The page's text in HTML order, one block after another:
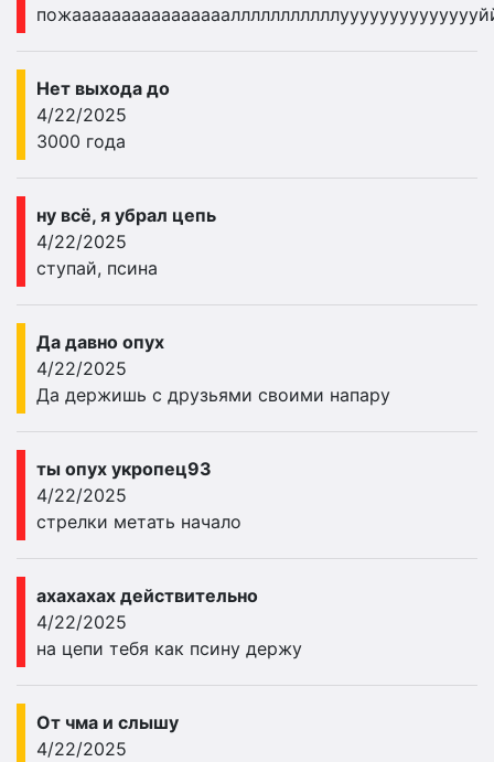
Нет выхода до
4/22/2025
3000 года
ну всё, я убрал цепь
4/22/2025
ступай, псина
Да давно опух
4/22/2025
Да держишь с друзьями своими напару
ты опух укропец93
4/22/2025
стрелки метать начало
ахахахах действительно
4/22/2025
на цепи тебя как псину держу
От чма и слышу
4/22/2025